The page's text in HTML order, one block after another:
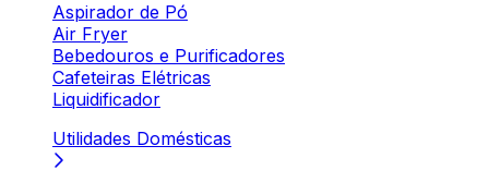
Aspirador de Pó
Air Fryer
Bebedouros e Purificadores
Cafeteiras Elétricas
Liquidificador
Utilidades Domésticas